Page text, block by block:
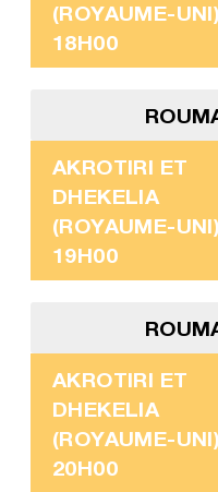
(ROYAUME-
18H00
AKROTIRI ET
DHEKELIA
(ROYAUME-
19H00
AKROTIRI ET
DHEKELIA
(ROYAUME-
20H00